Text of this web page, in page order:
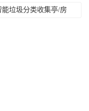
能垃圾分类收集亭/房